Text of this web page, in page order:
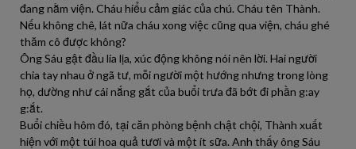
đang nằm viện. Cháu hiểu cảm giác của chú. Cháu tên Thành.
Nếu không chê, lát nữa cháu xong việc cũng qua viện, cháu ghé
thăm cô được không?
Ông Sáu gật đầu lia lịa, xúc động không nói nên lời. Hai người
chia tay nhau ở ngã tư, mỗi người một hướng nhưng trong lòng
họ, dường như cái nắng gắt của buổi trưa đã bớt đi phần g:ay
g:ắt.
Buổi chiều hôm đó, tại căn phòng bệnh chật chội, Thành xuất
hiện với một túi hoa quả tươi và một ít sữa. Anh thấy ông Sáu